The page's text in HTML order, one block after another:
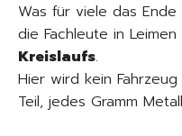
Was für viele das
die Fachleute in
Kreislaufs.
Hier wird kein
Teil, jedes Gramm